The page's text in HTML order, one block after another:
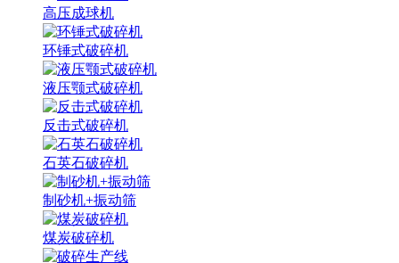
高压成球机
环锤式破碎机
液压颚式破碎机
反击式破碎机
石英石破碎机
制砂机+振动筛
煤炭破碎机